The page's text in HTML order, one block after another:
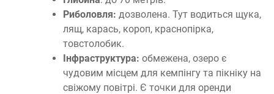
Риболовля: дозволена. Тут водиться щука,
лящ, карась, короп, краснопірка,
товстолобик.
Інфраструктура: обмежена, озеро є
чудовим місцем для кемпінгу та пікніку на
свіжому повітрі. Є точки для оренди